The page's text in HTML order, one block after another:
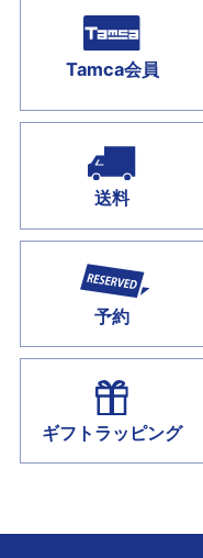
Tamca会員
送料
予約
ギフトラッピング